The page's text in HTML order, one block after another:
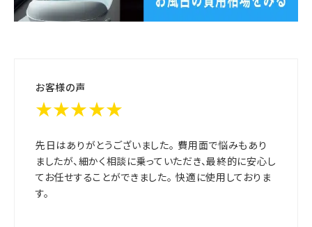
お客様の声
★★★★★
先日はありがとうございました。 費用面で悩みもあり
ましたが、細かく相談に乗っていただき、最終的に安心し
てお任せすることができました。 快適に使用しておりま
す。